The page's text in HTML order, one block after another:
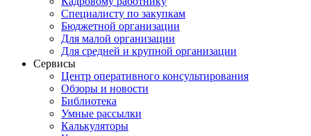
Специалисту по закупкам
Бюджетной организации
Для малой организации
Для средней и крупной организации
Сервисы
Центр оперативного консультирования
Обзоры и новости
Библиотека
Умные рассылки
Калькуляторы